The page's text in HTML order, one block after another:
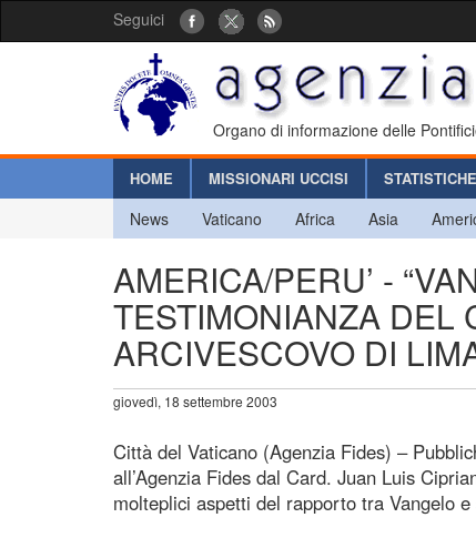
Seguici
Organo di informazione delle
HOME MISSIONARI UCCISI STATISTICHE
News Vaticano Africa Asia
AMERICA/PERU’ -
TESTIMONIANZA DEL
ARCIVESCOVO DI
giovedì, 18 settembre 2003
Città del Vaticano (Agenzia Fides) –
all’Agenzia Fides dal Card. Juan Luis
molteplici aspetti del rapporto tra Vangelo e